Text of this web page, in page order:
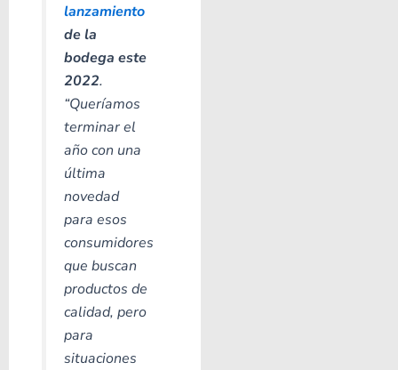
lanzamiento
de la
bodega este
2022.
“Queríamos
terminar el
año con una
última
novedad
para esos
consumidores
que buscan
productos de
calidad, pero
para
situaciones